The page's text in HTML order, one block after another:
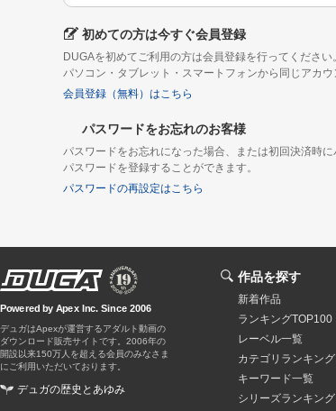
初めての方は今すぐ会員登録
DUGAを初めてご利用の方は会員登録を行ってくださ
パソコン・タブレット・スマートフォンから同じアカウ
会員登録（無料）はこちら
パスワードをお忘れのお客様
パスワードをお忘れになった場合、または初回決済時
パスワードを登録することができます。
パスワードの再設定はこちら
Powered by Apex Inc. Since 2006
デュガはApexが運営するアダルト動画の
ダウンロード販売サイトです。
デュガの歴史とあゆみ
作品を探す
新着作品
ランキングTOP100
レーベル一覧
カテゴリランキング
キーワード一覧
シリーズランキング